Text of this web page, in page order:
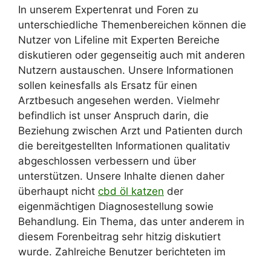
In unserem Expertenrat und Foren zu
unterschiedliche Themenbereichen können die
Nutzer von Lifeline mit Experten Bereiche
diskutieren oder gegenseitig auch mit anderen
Nutzern austauschen. Unsere Informationen
sollen keinesfalls als Ersatz für einen
Arztbesuch angesehen werden. Vielmehr
befindlich ist unser Anspruch darin, die
Beziehung zwischen Arzt und Patienten durch
die bereitgestellten Informationen qualitativ
abgeschlossen verbessern und über
unterstützen. Unsere Inhalte dienen daher
überhaupt nicht cbd öl katzen der
eigenmächtigen Diagnosestellung sowie
Behandlung. Ein Thema, das unter anderem in
diesem Forenbeitrag sehr hitzig diskutiert
wurde. Zahlreiche Benutzer berichteten im